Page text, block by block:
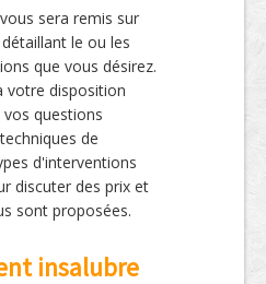
sera remis sur
le ou les
que vous désirez.
votre disposition
questions
de
d'interventions
discuter des prix et
sont proposées.
insalubre